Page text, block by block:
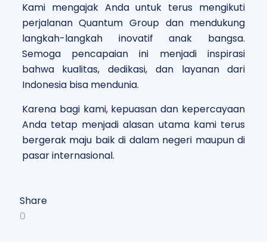
Kami mengajak Anda untuk terus mengikuti
perjalanan Quantum Group dan mendukung
langkah-langkah inovatif anak bangsa.
Semoga pencapaian ini menjadi inspirasi
bahwa kualitas, dedikasi, dan layanan dari
Indonesia bisa mendunia.
Karena bagi kami, kepuasan dan kepercayaan
Anda tetap menjadi alasan utama kami terus
bergerak maju baik di dalam negeri maupun di
pasar internasional.
Share
0